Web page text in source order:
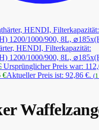
HENDI, Filterkapazität:
1200/1000/900, 8L,
Ursprünglicher Preis war:
€Aktueller Preis ist: 92,86 €. (